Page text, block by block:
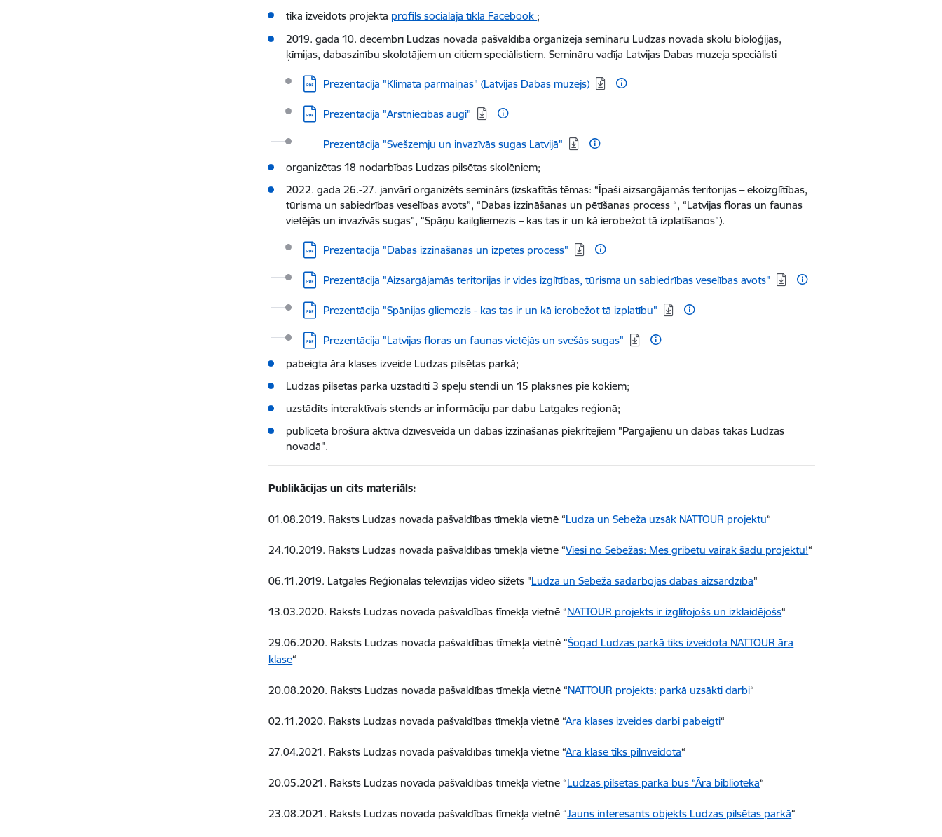
tika izveidots projekta profils sociālajā tīklā Facebook ;
2019. gada 10. decembrī Ludzas novada pašvaldība organizēja semināru Ludzas novada skolu bioloģijas,
ķīmijas, dabaszinību skolotājiem un citiem speciālistiem. Semināru vadīja Latvijas Dabas muzeja speciālisti
Lejupielādēt:
Prezentācija "Klimata pārmaiņas" (Latvijas Dabas muzejs)
Lejupielādēt:
Prezentācija "Ārstniecības augi"
Lejupielādēt:
Prezentācija "Svešzemju un invazīvās sugas Latvijā"
organizētas 18 nodarbības Ludzas pilsētas skolēniem;
2022. gada 26.-27. janvārī organizēts seminārs (izskatītās tēmas: “Īpaši aizsargājamās teritorijas – ekoizglītības,
tūrisma un sabiedrības veselības avots”, “Dabas izzināšanas un pētīšanas process “, “Latvijas floras un faunas
vietējās un invazīvās sugas”, “Spāņu kailgliemezis – kas tas ir un kā ierobežot tā izplatīšanos”).
Lejupielādēt:
Prezentācija "Dabas izzināšanas un izpētes process"
Lejupielādēt:
Prezentācija "Aizsargājamās teritorijas ir vides izglītības, tūrisma un sabiedrības veselības avots"
Lejupielādēt:
Prezentācija "Spānijas gliemezis - kas tas ir un kā ierobežot tā izplatību"
Lejupielādēt:
Prezentācija "Latvijas floras un faunas vietējās un svešās sugas"
pabeigta āra klases izveide Ludzas pilsētas parkā;
Ludzas pilsētas parkā uzstādīti 3 spēļu stendi un 15 plāksnes pie kokiem;
uzstādīts interaktīvais stends ar informāciju par dabu Latgales reģionā;
publicēta brošūra aktīvā dzīvesveida un dabas izzināšanas piekritējiem "Pārgājienu un dabas takas Ludzas
novadā".
Publikācijas un cits materiāls:
01.08.2019. Raksts Ludzas novada pašvaldības tīmekļa vietnē “Ludza un Sebeža uzsāk NATTOUR projektu“
24.10.2019. Raksts Ludzas novada pašvaldības tīmekļa vietnē “Viesi no Sebežas: Mēs gribētu vairāk šādu projektu!“
06.11.2019. Latgales Reģionālās televīzijas video sižets "Ludza un Sebeža sadarbojas dabas aizsardzībā"
13.03.2020. Raksts Ludzas novada pašvaldības tīmekļa vietnē “NATTOUR projekts ir izglītojošs un izklaidējošs“
29.06.2020. Raksts Ludzas novada pašvaldības tīmekļa vietnē “Šogad Ludzas parkā tiks izveidota NATTOUR āra
klase“
20.08.2020. Raksts Ludzas novada pašvaldības tīmekļa vietnē “NATTOUR projekts: parkā uzsākti darbi“
02.11.2020. Raksts Ludzas novada pašvaldības tīmekļa vietnē “Āra klases izveides darbi pabeigti“
27.04.2021. Raksts Ludzas novada pašvaldības tīmekļa vietnē “Āra klase tiks pilnveidota“
20.05.2021. Raksts Ludzas novada pašvaldības tīmekļa vietnē “Ludzas pilsētas parkā būs “Āra bibliotēka“
23.08.2021. Raksts Ludzas novada pašvaldības tīmekļa vietnē “Jauns interesants objekts Ludzas pilsētas parkā“